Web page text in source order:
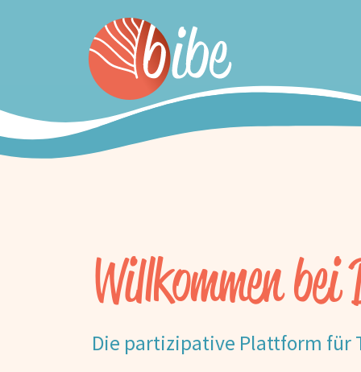
Willkommen
Die partizipative Plattform für